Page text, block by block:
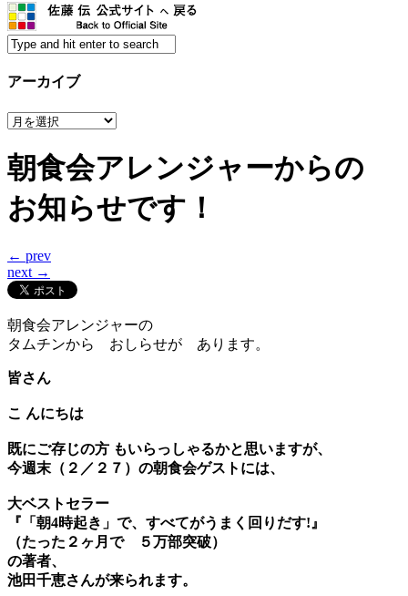
アーカイブ
ア
カ
イ
ブ
朝食会アレンジャーからの
お知らせです！
← prev
next →
朝食会アレンジャーの
タムチンから おしらせが あります。
皆さん
こ んにちは
既にご存じの方 もいらっしゃるかと思いますが、
今週末（２／２７）の朝食会ゲストには、
大ベストセラー
『「朝4時起き」で、すべてがうまく回りだす!』
（たった２ヶ月で ５万部突破）
の著者、
池田千恵さんが来られます。